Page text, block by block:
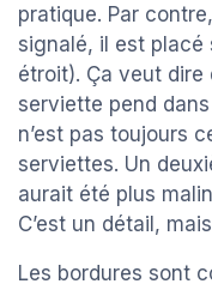
pratique. Par
signalé, il est
étroit). Ça veut dire
serviette pend
n’est pas toujours
serviettes. Un
aurait été plus
C’est un détail,
Les bordures sont